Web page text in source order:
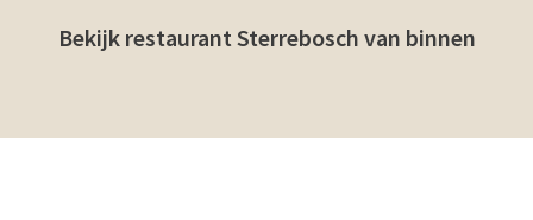
Bekijk restaurant Sterrebosch van binnen